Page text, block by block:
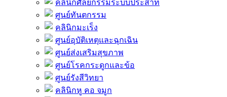
คลินิกศัลยกรรมระบบประสาท
ศูนย์ทันตกรรม
คลินิกมะเร็ง
ศูนย์อุบัติเหตุและฉุกเฉิน
ศูนย์ส่งเสริมสุขภาพ
ศูนย์โรคกระดูกและข้อ
ศูนย์รังสีวิทยา
คลินิกหู คอ จมูก